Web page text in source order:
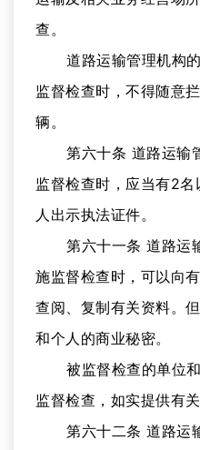
查。
道路运输管理机构
监督检查时，不得随意
辆。
第六十条 道路运输
监督检查时，应当有2
人出示执法证件。
第六十一条 道路运
施监督检查时，可以向
查阅、复制有关资料。
和个人的商业秘密。
被监督检查的单位
监督检查，如实提供有
第六十二条 道路运